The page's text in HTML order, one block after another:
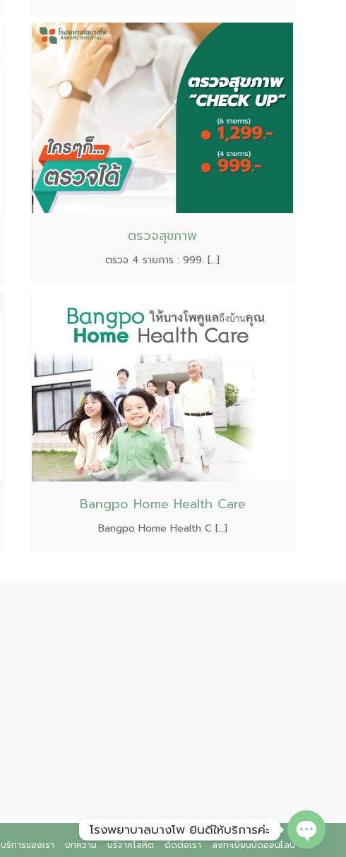
ตรวจสุขภาพ
ตรวจ 4 รายการ : 999. […]
Bangpo Home Health Care
Bangpo Home Health C […]
บริการของเรา บทความ บริจาคโลหิต ติดต่อเรา ลงทะเบียนนัดออนไลน์
โรงพยาบาลบางโพ ยินดีให้บริการค่ะ
Open